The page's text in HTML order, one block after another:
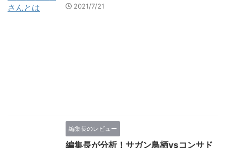
2021/7/21
編集長のレビュー
編集長が分析！サガン鳥栖vsコンサド